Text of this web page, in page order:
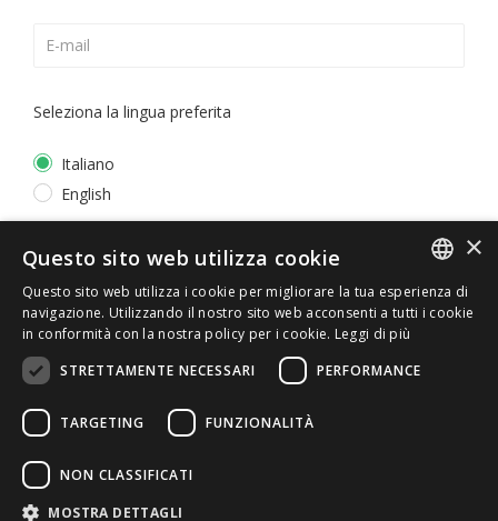
Seleziona la lingua preferita
Italiano
English
© 2026 ERGA srl - P.IVA 11173870152 | HALIDON srl -
ITALIAN
×
Questo sito web utilizza cookie
Questo sito web utilizza i cookie per migliorare la tua esperienza di
navigazione. Utilizzando il nostro sito web acconsenti a tutti i cookie
in conformità con la nostra policy per i cookie. Leggi di più
STRETTAMENTE NECESSARI
PERFORMANCE
TARGETING FUNZIONALITÀ
NON CLASSIFICATI
MOSTRA DETTAGLI